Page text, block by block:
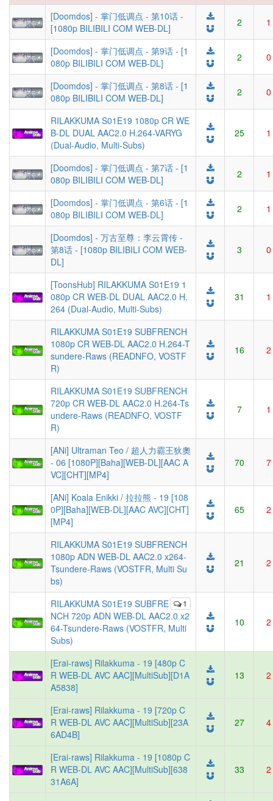
[Doomdos] - 掌门低调点 - 第10话 -
[1080p BILIBILI COM WEB-DL]
2 1
[Doomdos] - 掌门低调点 - 第9话 - [1
080p BILIBILI COM WEB-DL]
2 0
[Doomdos] - 掌门低调点 - 第8话 - [1
080p BILIBILI COM WEB-DL]
2 0
RILAKKUMA S01E19 1080p CR WE
B-DL DUAL AAC2.0 H.264-VARYG
(Dual-Audio, Multi-Subs)
25 1
[Doomdos] - 掌门低调点 - 第7话 - [1
080p BILIBILI COM WEB-DL]
2 1
[Doomdos] - 掌门低调点 - 第6话 - [1
080p BILIBILI COM WEB-DL]
2 1
[Doomdos] - 万古至尊：李云霄传 -
第8话 - [1080p BILIBILI COM WEB-
DL]
3 0
[ToonsHub] RILAKKUMA S01E19 1
080p CR WEB-DL DUAL AAC2.0 H.
264 (Dual-Audio, Multi-Subs)
31 1
RILAKKUMA S01E19 SUBFRENCH
1080p CR WEB-DL AAC2.0 H.264-T
sundere-Raws (READNFO, VOSTF
R)
16 2
RILAKKUMA S01E19 SUBFRENCH
720p CR WEB-DL AAC2.0 H.264-Ts
undere-Raws (READNFO, VOSTF
R)
7 1
[ANi] Ultraman Teo / 超人力霸王狄奧
- 06 [1080P][Baha][WEB-DL][AAC A
VC][CHT][MP4]
70 7
[ANi] Koala Enikki / 拉拉熊 - 19 [108
0P][Baha][WEB-DL][AAC AVC][CHT]
[MP4]
65 2
RILAKKUMA S01E19 SUBFRENCH
1080p ADN WEB-DL AAC2.0 x264-
Tsundere-Raws (VOSTFR, Multi Su
bs)
21 2
1
RILAKKUMA S01E19 SUBFRE
NCH 720p ADN WEB-DL AAC2.0 x2
64-Tsundere-Raws (VOSTFR, Multi
Subs)
10 2
[Erai-raws] Rilakkuma - 19 [480p C
R WEB-DL AVC AAC][MultiSub][D1A
A5838]
13 2
[Erai-raws] Rilakkuma - 19 [720p C
R WEB-DL AVC AAC][MultiSub][23A
6AD4B]
27 4
[Erai-raws] Rilakkuma - 19 [1080p C
R WEB-DL AVC AAC][MultiSub][638
31A6A]
33 2